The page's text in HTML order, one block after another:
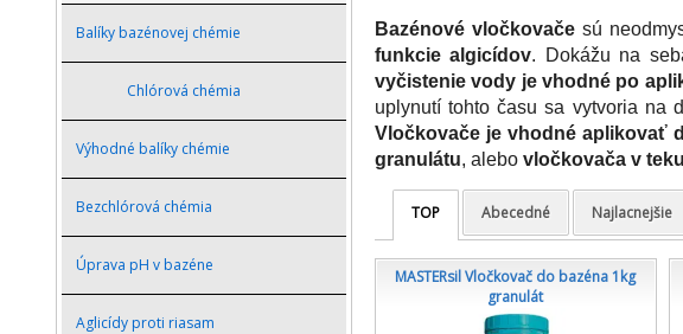
Balíky bazénovej chémie
Chlórová chémia
Výhodné balíky chémie
Bezchlórová chémia
Úprava pH v bazéne
Aglicídy proti riasam
Bazénové vločkovačesú
funkcie algicídov. Dokážu na
vyčistenie vody je vhodné po
uplynutí tohto času sa vytvoria na
Vločkovače je vhodné aplikovať
granulátu, alebo vločkovača v
TOP Abecedné Najlacnejšie
MASTERsil Vločkovač do bazéna 1kg
granulát